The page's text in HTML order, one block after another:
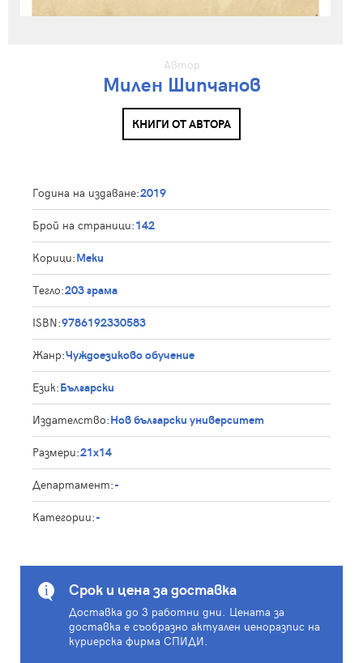
Автор
Милен Шипчанов
КНИГИ ОТ АВТОРА
Година на издаване:2019
Брой на страници:142
Корици:Меки
Тегло:203 грама
ISBN:9786192330583
Жанр:Чуждоезиково обучение
Език:Български
Издателство:Нов български университет
Размери:21x14
Департамент:-
Категории:-
Срок и цена за доставка
Доставка до 3 работни дни. Цената за
доставка е съобразно актуален ценоразпис на
куриерска фирма СПИДИ.